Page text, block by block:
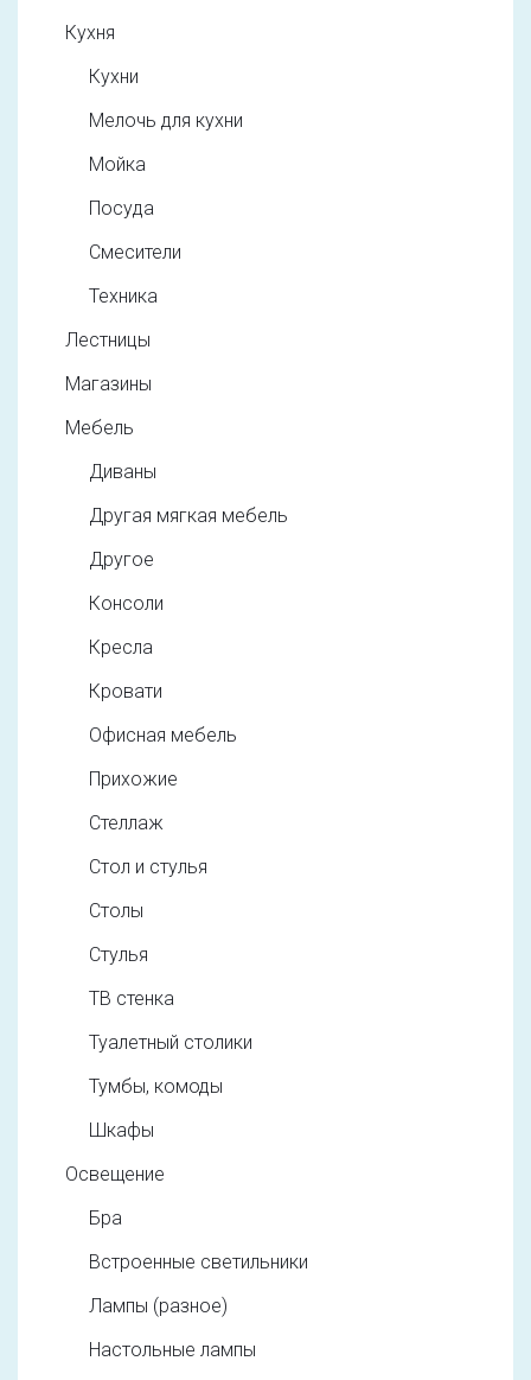
Кухня
Кухни
Мелочь для кухни
Мойка
Посуда
Смесители
Техника
Лестницы
Магазины
Мебель
Диваны
Другая мягкая мебель
Другое
Консоли
Кресла
Кровати
Офисная мебель
Прихожие
Стеллаж
Стол и стулья
Столы
Стулья
ТВ стенка
Туалетный столики
Тумбы, комоды
Шкафы
Освещение
Бра
Встроенные светильники
Лампы (разное)
Настольные лампы